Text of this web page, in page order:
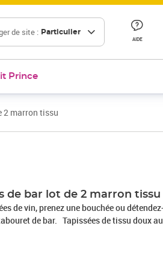
de site : Particulier
AIDE
Prince
2 marron tissu
de bar lot de 2 marron tissu
de vin, prenez une bouchée ou
de bar. Tapissées de tissu doux
un confort d'assise optimal. La base en
au mécanisme de levage à gaz, ce